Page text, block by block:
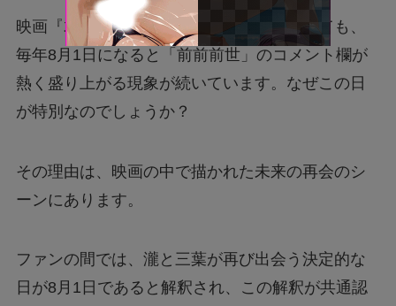
映画『君の名は。』の公開から年月が経っても、
毎年8月1日になると「前前前世」のコメント欄が
熱く盛り上がる現象が続いています。なぜこの日
が特別なのでしょうか？
その理由は、映画の中で描かれた未来の再会のシ
ーンにあります。
ファンの間では、瀧と三葉が再び出会う決定的な
日が8月1日であると解釈され、この解釈が共通認